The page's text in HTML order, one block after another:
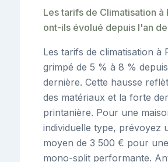
Les tarifs de Climatisation à
ont-ils évolué depuis l'an
Les tarifs de climatisation à
grimpé de 5 % à 8 %
dernière. Cette hausse
des matériaux et la forte
printanière. Pour une
individuelle type, prévoyez
moyen de 3 500 € pour
mono-split performante.